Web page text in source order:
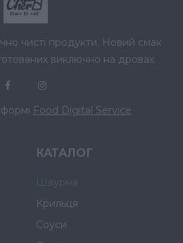
чисті продукти. Новий смак
виключно на дровах.
Food Digital Service
КАТАЛОГ
Шаурма
Крильця
Соуси